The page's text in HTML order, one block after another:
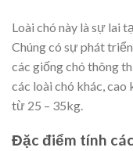
Loài chó này là sự lai
Chúng có sự phát
các giống chó thông
các loài chó khác,
từ 25 – 35kg.
Đặc điểm tính